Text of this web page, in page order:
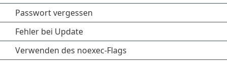
Passwort vergessen
Fehler bei Update
Verwenden des noexec-Flags